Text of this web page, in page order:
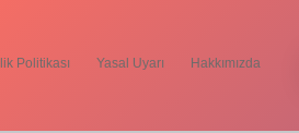
Politikası Yasal Uyarı Hakkımızda